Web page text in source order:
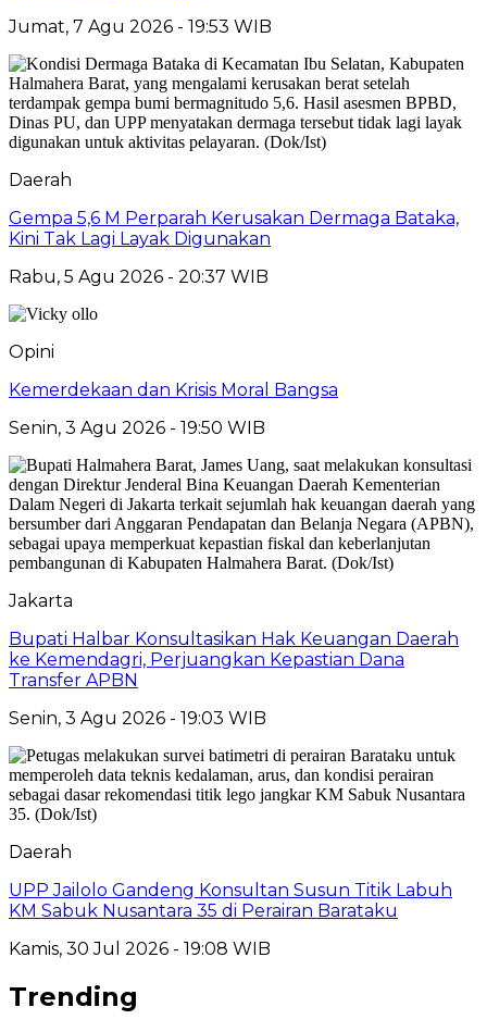
Jumat, 7 Agu 2026 - 19:53 WIB
Daerah
Gempa 5,6 M Perparah Kerusakan Dermaga Bataka,
Kini Tak Lagi Layak Digunakan
Rabu, 5 Agu 2026 - 20:37 WIB
Opini
Kemerdekaan dan Krisis Moral Bangsa
Senin, 3 Agu 2026 - 19:50 WIB
Jakarta
Bupati Halbar Konsultasikan Hak Keuangan Daerah
ke Kemendagri, Perjuangkan Kepastian Dana
Transfer APBN
Senin, 3 Agu 2026 - 19:03 WIB
Daerah
UPP Jailolo Gandeng Konsultan Susun Titik Labuh
KM Sabuk Nusantara 35 di Perairan Barataku
Kamis, 30 Jul 2026 - 19:08 WIB
Trending